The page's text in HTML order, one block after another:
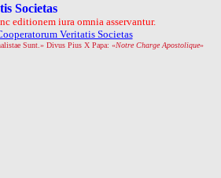
Societas
editionem iura omnia asservantur.
Veritatis Societas
Sunt.» Divus Pius X Papa: «Notre Charge Apostolique»